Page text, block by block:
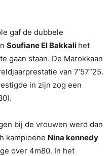
gaf de dubbele
Soufiane El Bakkali het
gaan staan. De Marokkaan
van 7’57”25.
in zijn zog een
bij de vrouwen werd dan
kampioene Nina kennedy
over 4m80. In het